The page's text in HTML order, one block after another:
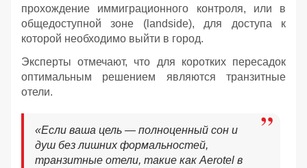
прохождение иммиграционного контроля, или в
общедоступной зоне (landside), для доступа к
которой необходимо выйти в город.
Эксперты отмечают, что для коротких пересадок
оптимальным решением являются транзитные
отели.
«Если ваша цель — полноценный сон и
душ без лишних формальностей,
транзитные отели, такие как Aerotel в